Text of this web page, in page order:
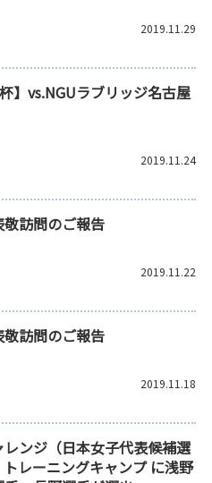
2019.11.29
】vs.NGUラブリッジ名古屋
2019.11.24
訪問のご報告
2019.11.22
訪問のご報告
2019.11.18
ンジ（日本女子代表候補選
レーニングキャンプ に浅野